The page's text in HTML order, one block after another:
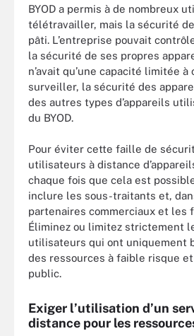
BYOD a permis à de nombreux
télétravailler, mais la sécurité
pâti. L’entreprise pouvait
la sécurité de ses propres
n’avait qu’une capacité limitée
surveiller, la sécurité des
des autres types d’appareils
du BYOD.
Pour éviter cette faille de
utilisateurs à distance
chaque fois que cela est
inclure les sous-traitants et,
partenaires commerciaux et les
Éliminez ou limitez strictement
utilisateurs qui ont uniquement
des ressources à faible risque
public.
Exiger l’utilisation d’un
distance pour les